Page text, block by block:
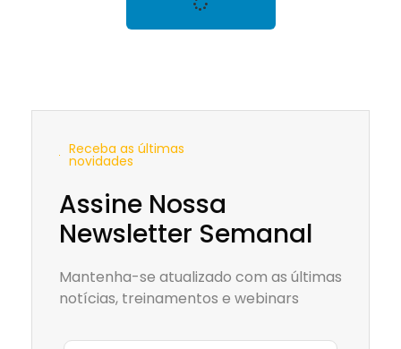
Receba as últimas
novidades
Assine Nossa
Newsletter Semanal
Mantenha-se atualizado com as últimas
notícias, treinamentos e webinars